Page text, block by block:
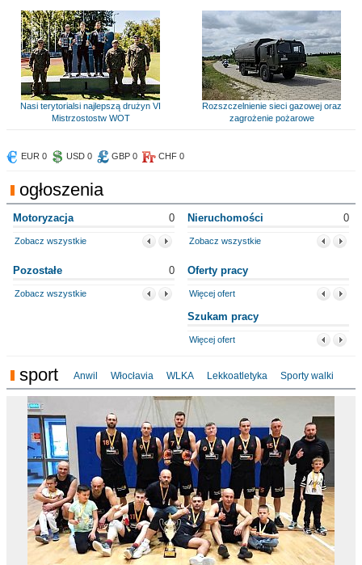
Nasi terytorialsi najlepszą drużyn VI
Mistrzostostw WOT
Rozszczelnienie sieci gazowej oraz
zagrożenie pożarowe
EUR 0 USD 0 GBP 0 CHF 0
ogłoszenia
Motoryzacja 0
Zobacz wszystkie
Nieruchomości 0
Zobacz wszystkie
Pozostałe 0
Zobacz wszystkie
Oferty pracy
Więcej ofert
Szukam pracy
Więcej ofert
sport Anwil Włocłavia WLKA Lekkoatletyka Sporty walki